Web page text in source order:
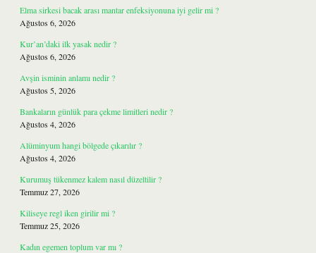
Elma sirkesi bacak arası mantar enfeksiyonuna iyi gelir mi ?
Ağustos 6, 2026
Kur’an’daki ilk yasak nedir ?
Ağustos 6, 2026
Avşin isminin anlamı nedir ?
Ağustos 5, 2026
Bankaların günlük para çekme limitleri nedir ?
Ağustos 4, 2026
Alüminyum hangi bölgede çıkarılır ?
Ağustos 4, 2026
Kurumuş tükenmez kalem nasıl düzeltilir ?
Temmuz 27, 2026
Kiliseye regl iken girilir mi ?
Temmuz 25, 2026
Kadın egemen toplum var mı ?